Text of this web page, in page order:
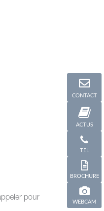
pour
CONTACT
ACTUS
TEL
BROCHURE
WEBCAM